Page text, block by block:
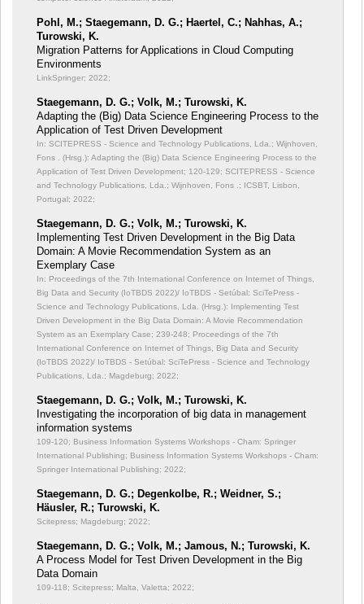
Pohl, M.; Staegemann, D. G.; Haertel, C.; Nahhas, A.;
Turowski, K.
Migration Patterns for Applications in Cloud Computing
Environments
LinkSpringer; 2022;
Staegemann, D. G.; Volk, M.; Turowski, K.
Adapting the (Big) Data Science Engineering Process to the
Application of Test Driven Development
In: SCITEPRESS - Science and Technology Publications, Lda.; Wijnhoven,
Fons . (Hrsg.): Adapting the (Big) Data Science Engineering Process to the
Application of Test Driven Development; 120-129; SCITEPRESS - Science
and Technology Publications, Lda.; Wijnhoven, Fons .; ICSBT, Lisbon,
Portugal; 2022;
Staegemann, D. G.; Volk, M.; Turowski, K.
Implementing Test Driven Development in the Big Data
Domain: A Movie Recommendation System as an
Exemplary Case
In: Proceedings of the 7th International Conference on Internet of Things,
Big Data and Security (IoTBDS 2022)/ IoTBDS - Setúbal: SciTePress -
Science and Technology Publications, Lda. (Hrsg.): Implementing Test
Driven Development in the Big Data Domain: A Movie Recommendation
System as an Exemplary Case; 239-248; Proceedings of the 7th
International Conference on Internet of Things, Big Data and Security
(IoTBDS 2022)/ IoTBDS - Setúbal: SciTePress - Science and Technology
Publications, Lda.; Magdeburg; 2022;
Staegemann, D. G.; Volk, M.; Turowski, K.
Investigating the incorporation of big data in management
information systems
109-120; Business Information Systems Workshops - Cham: Springer
International Publishing; Business Information Systems Workshops - Cham:
Springer International Publishing; 2022;
Staegemann, D. G.; Degenkolbe, R.; Weidner, S.;
Häusler, R.; Turowski, K.
Scitepress; Magdeburg; 2022;
Staegemann, D. G.; Volk, M.; Jamous, N.; Turowski, K.
A Process Model for Test Driven Development in the Big
Data Domain
109-118; Scitepress; Malta, Valetta; 2022;